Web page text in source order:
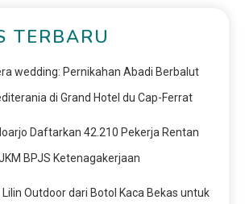
TERBARU
wedding: Pernikahan Abadi Berbalut
di Grand Hotel du Cap-Ferrat
Daftarkan 42.210 Pekerja Rentan
BPJS Ketenagakerjaan
Lilin Outdoor dari Botol Kaca Bekas untuk